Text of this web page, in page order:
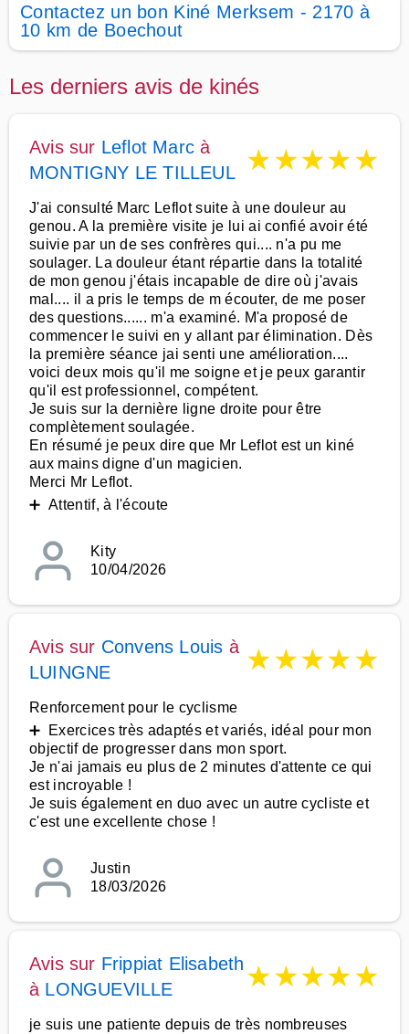
Contactez un bon Kiné Merksem - 2170 à
10 km de Boechout
Les derniers avis de kinés
Avis sur Leflot Marc à
MONTIGNY LE TILLEUL ★★★★★
J'ai consulté Marc Leflot suite à une douleur au
genou. A la première visite je lui ai confié avoir été
suivie par un de ses confrères qui.... n'a pu me
soulager. La douleur étant répartie dans la totalité
de mon genou j'étais incapable de dire où j'avais
mal.... il a pris le temps de m écouter, de me poser
des questions...... m'a examiné. M'a proposé de
commencer le suivi en y allant par élimination. Dès
la première séance jai senti une amélioration....
voici deux mois qu'il me soigne et je peux garantir
qu'il est professionnel, compétent.
Je suis sur la dernière ligne droite pour être
complètement soulagée.
En résumé je peux dire que Mr Leflot est un kiné
aux mains digne d'un magicien.
Merci Mr Leflot.
➕ Attentif, à l'écoute
Kity
10/04/2026
Avis sur Convens Louis à
LUINGNE
★★★★★
Renforcement pour le cyclisme
➕ Exercices très adaptés et variés, idéal pour mon
objectif de progresser dans mon sport.
Je n'ai jamais eu plus de 2 minutes d'attente ce qui
est incroyable !
Je suis également en duo avec un autre cycliste et
c'est une excellente chose !
Justin
18/03/2026
Avis sur Frippiat Elisabeth
à LONGUEVILLE ★★★★★
je suis une patiente depuis de très nombreuses